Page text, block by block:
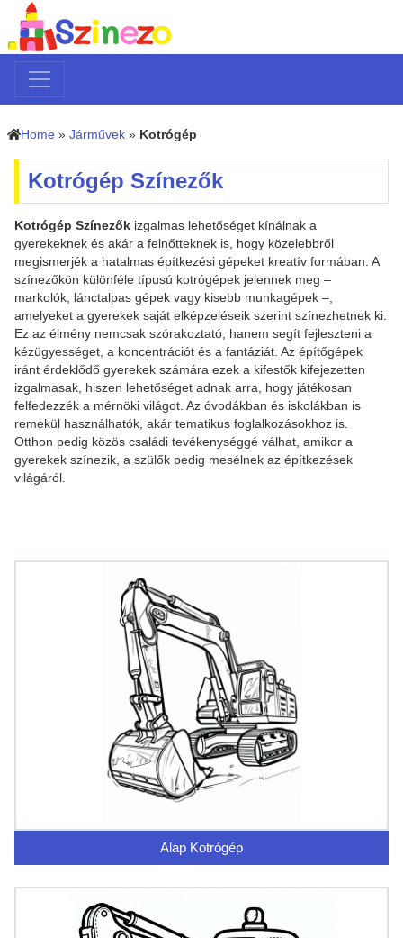
Home » Járművek » Kotrógép
Kotrógép Színezők
Kotrógép Színezők izgalmas lehetőséget kínálnak a
gyerekeknek és akár a felnőtteknek is, hogy közelebbről
megismerjék a hatalmas építkezési gépeket kreatív formában. A
színezőkön különféle típusú kotrógépek jelennek meg –
markolók, lánctalpas gépek vagy kisebb munkagépek –,
amelyeket a gyerekek saját elképzeléseik szerint színezhetnek ki.
Ez az élmény nemcsak szórakoztató, hanem segít fejleszteni a
kézügyességet, a koncentrációt és a fantáziát. Az építőgépek
iránt érdeklődő gyerekek számára ezek a kifestők kifejezetten
izgalmasak, hiszen lehetőséget adnak arra, hogy játékosan
felfedezzék a mérnöki világot. Az óvodákban és iskolákban is
remekül használhatók, akár tematikus foglalkozásokhoz is.
Otthon pedig közös családi tevékenységgé válhat, amikor a
gyerekek színezik, a szülők pedig mesélnek az építkezések
világáról.
Alap Kotrógép